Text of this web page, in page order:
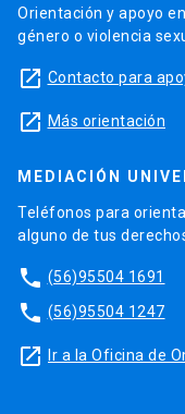
Orientación y apoyo
género o violencia
launch Contacto para
launch Más orientación
MEDIACIÓN
Teléfonos para
alguno de tus
phone (56)95504 1691
phone (56)95504 1247
launch Ir a la Oficina de